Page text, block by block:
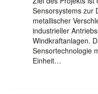
Sensorsystems zur
metallischer
industrieller
Windkraftanlagen.
Sensortechnologie
Einheit…